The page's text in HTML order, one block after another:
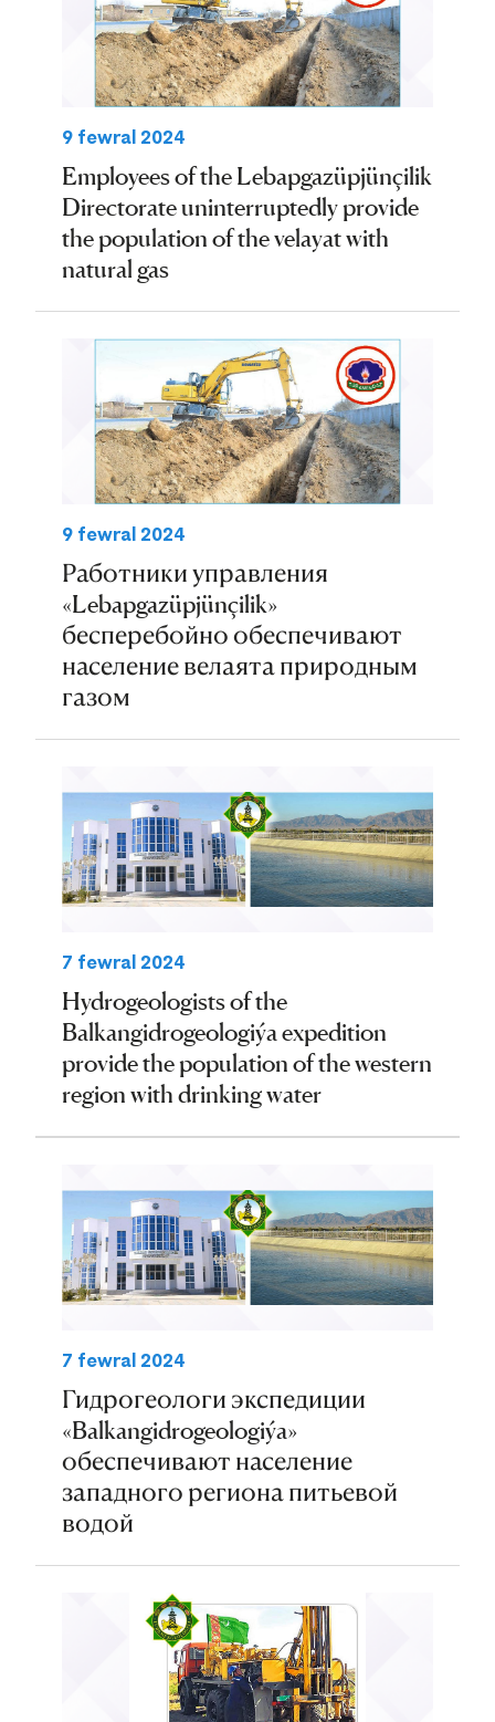
9 fewral 2024
Employees of the Lebapgazüpjünçilik
Directorate uninterruptedly provide
the population of the velayat with
natural gas
9 fewral 2024
Работники управления
«Lebapgazüpjünçilik»
бесперебойно обеспечивают
население велаята природным
газом
7 fewral 2024
Hydrogeologists of the
Balkangidrogeologiýa expedition
provide the population of the western
region with drinking water
7 fewral 2024
Гидрогеологи экспедиции
«Balkangidrogeologiýa»
обеспечивают население
западного региона питьевой
водой